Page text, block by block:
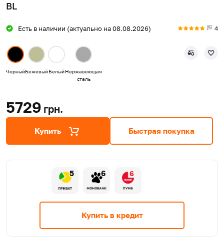
BL
Есть в наличии (актуально на 08.08.2026) 4
ЧерныйБежевыйБелыйНержавеющая
сталь
5729 грн.
Купить Быстрая покупка
5 6 6
Купить в кредит